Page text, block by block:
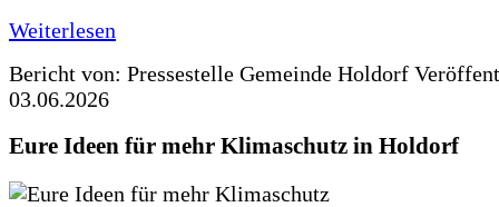
Weiterlesen
Bericht von: Pressestelle Gemeinde Holdorf
03.06.2026
Eure Ideen für mehr Klimaschutz in Holdorf